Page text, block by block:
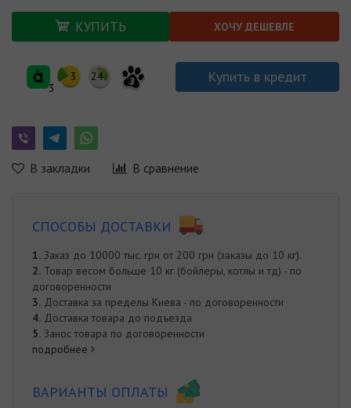
КУПИТЬ ХОЧУ ДЕШЕВЛЕ
3
3 24 3 Купить в кредит
В закладки В сравнение
СПОСОБЫ ДОСТАВКИ
1. Заказ до 10000 тыс. грн от 200 грн (заказы до 10 кг).
2. Товар весом больше 10 кг (бойлеры, котлы и тд) - по
договоренности
3. Доставка за пределы Киева - по договоренности
4. Доставка товара до подъезда
5. Занос товара по договоренности
подробнее
ВАРИАНТЫ ОПЛАТЫ